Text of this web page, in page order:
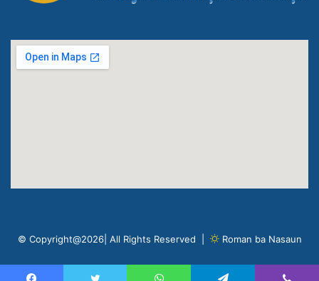
© Copyright@2026| All Rights Reserved | Roman ba Nasaun